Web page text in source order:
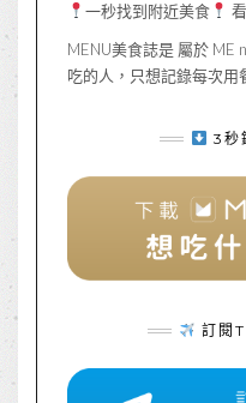
一秒找到附近美食
MENU美食誌是 屬於 ME
吃的人，只想記錄每次用
3秒
訂閱